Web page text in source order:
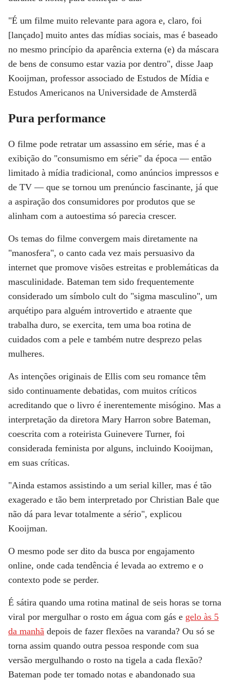
"É um filme muito relevante para agora e, claro, foi
[lançado] muito antes das mídias sociais, mas é baseado
no mesmo princípio da aparência externa (e) da máscara
de bens de consumo estar vazia por dentro", disse Jaap
Kooijman, professor associado de Estudos de Mídia e
Estudos Americanos na Universidade de Amsterdã
Pura performance
O filme pode retratar um assassino em série, mas é a
exibição do "consumismo em série" da época — então
limitado à mídia tradicional, como anúncios impressos e
de TV — que se tornou um prenúncio fascinante, já que
a aspiração dos consumidores por produtos que se
alinham com a autoestima só parecia crescer.
Os temas do filme convergem mais diretamente na
"manosfera", o canto cada vez mais persuasivo da
internet que promove visões estreitas e problemáticas da
masculinidade. Bateman tem sido frequentemente
considerado um símbolo cult do "sigma masculino", um
arquétipo para alguém introvertido e atraente que
trabalha duro, se exercita, tem uma boa rotina de
cuidados com a pele e também nutre desprezo pelas
mulheres.
As intenções originais de Ellis com seu romance têm
sido continuamente debatidas, com muitos críticos
acreditando que o livro é inerentemente misógino. Mas a
interpretação da diretora Mary Harron sobre Bateman,
coescrita com a roteirista Guinevere Turner, foi
considerada feminista por alguns, incluindo Kooijman,
em suas críticas.
"Ainda estamos assistindo a um serial killer, mas é tão
exagerado e tão bem interpretado por Christian Bale que
não dá para levar totalmente a sério", explicou
Kooijman.
O mesmo pode ser dito da busca por engajamento
online, onde cada tendência é levada ao extremo e o
contexto pode se perder.
É sátira quando uma rotina matinal de seis horas se torna
viral por mergulhar o rosto em água com gás e gelo às 5
da manhã depois de fazer flexões na varanda? Ou só se
torna assim quando outra pessoa responde com sua
versão mergulhando o rosto na tigela a cada flexão?
Bateman pode ter tomado notas e abandonado sua